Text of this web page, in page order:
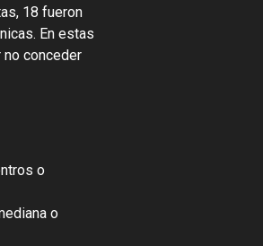
18 fueron
En estas
conceder
o
o